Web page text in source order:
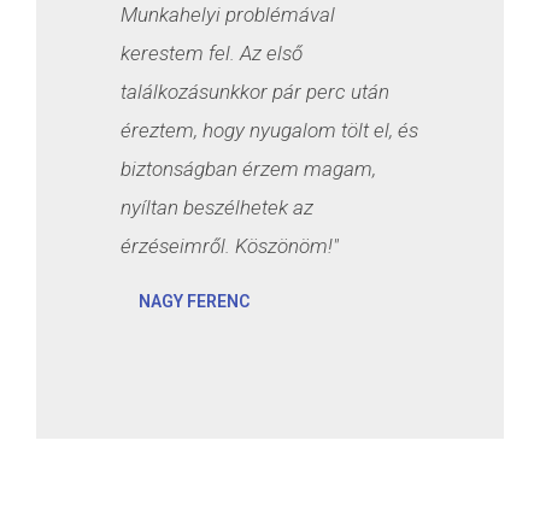
Munkahelyi problémával
kerestem fel. Az első
találkozásunkkor pár perc után
éreztem, hogy nyugalom tölt el, és
biztonságban érzem magam,
nyíltan beszélhetek az
érzéseimről. Köszönöm!"
NAGY FERENC